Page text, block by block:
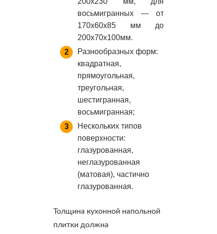
восьмигранных — от
170х60х85 мм до
200х70х100мм.
Разнообразных форм:
квадратная,
прямоугольная,
треугольная,
шестигранная,
восьмигранная;
Нескольких типов
поверхности:
глазурованная,
неглазурованная
(матовая), частично
глазурованная.
Толщина кухонной напольной
плитки должна